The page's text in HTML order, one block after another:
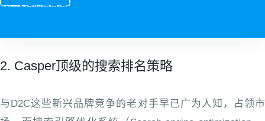
疫后下行消费市场已发生巨变：消费者行为、购物渠道和决策习惯已被彻
2. Casper顶级的搜索排名策略
与D2C这些新兴品牌竞争的老对手早已广为人知，占领市